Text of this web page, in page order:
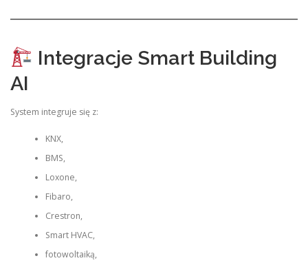
Integracje Smart Building
AI
System integruje się z:
KNX,
BMS,
Loxone,
Fibaro,
Crestron,
Smart HVAC,
fotowoltaiką,